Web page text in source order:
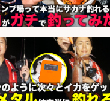
sponsored by 求人ボックス
理・懐石料理/店長・店
を知る大人の隠れ家!魚
げ、地域を元気に!店長候